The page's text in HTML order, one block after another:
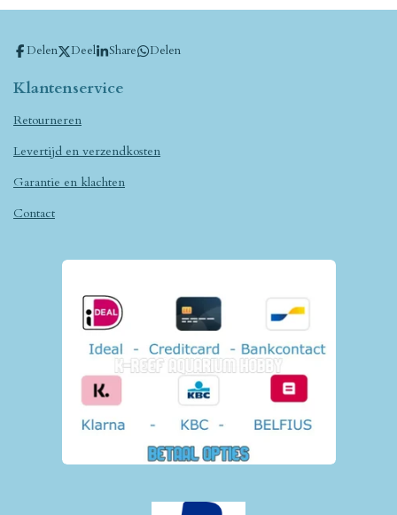
Delen Deel Share Delen
Klantenservice
Retourneren
Levertijd en verzendkosten
Garantie en klachten
Contact